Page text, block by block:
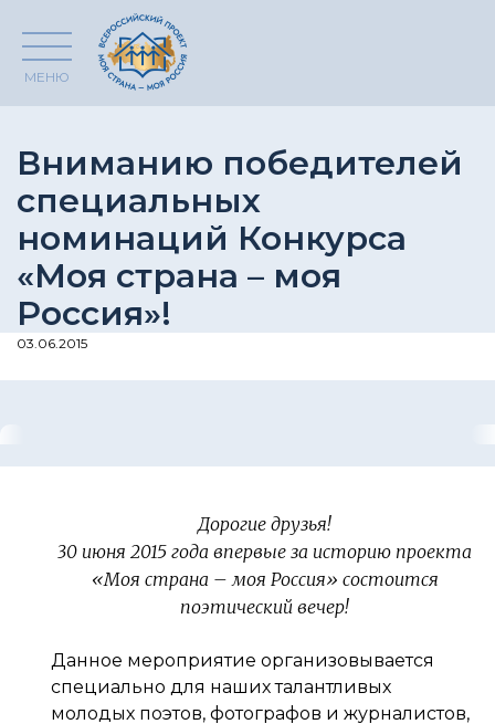
МЕНЮ
Вниманию победителей
специальных
номинаций Конкурса
«Моя страна – моя
Россия»!
03.06.2015
Дорогие друзья!
30 июня 2015 года впервые за историю проекта
«Моя страна – моя Россия» состоится
поэтический вечер!
Данное мероприятие организовывается
специально для наших талантливых
молодых поэтов, фотографов и журналистов,